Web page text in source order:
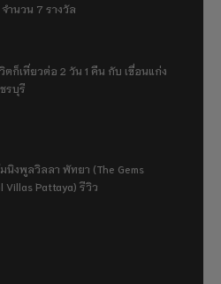
ำนวน 7 รางวัล
ตก็เที่ยวต่อ 2 วัน 1 คืน กับ เขื่อนแก่ง
รบุรี
มนิงพูลวิลลา พัทยา (The Gems
Villas Pattaya) รีวิว